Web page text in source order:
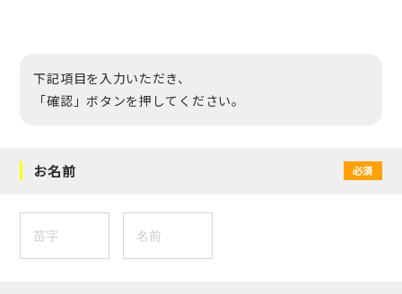
下記項目を入力いただき、
「確認」ボタンを押してください。
お名前 必須